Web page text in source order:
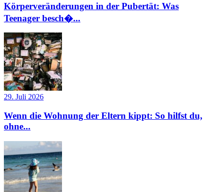
Körperveränderungen in der Pubertät: Was
Teenager besch�...
29. Juli 2026
Wenn die Wohnung der Eltern kippt: So hilfst du,
ohne...